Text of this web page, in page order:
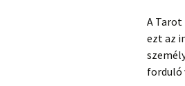
A
ezt az
forduló